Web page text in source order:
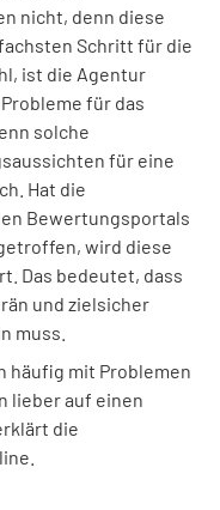
nicht, denn diese
Schritt für die
ist die Agentur
für das
solche
für eine
Hat die
Bewertungsportals
wird diese
Das bedeutet, dass
und zielsicher
muss.
häufig mit Problemen
lieber auf einen
die